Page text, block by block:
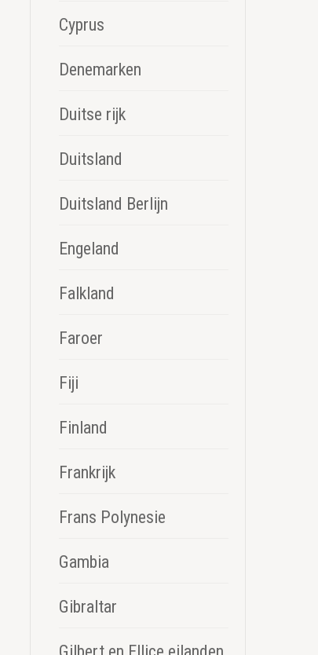
Cyprus
Denemarken
Duitse rijk
Duitsland
Duitsland Berlijn
Engeland
Falkland
Faroer
Fiji
Finland
Frankrijk
Frans Polynesie
Gambia
Gibraltar